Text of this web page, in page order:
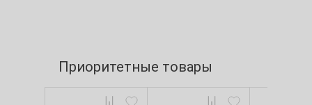
Приоритетные товары